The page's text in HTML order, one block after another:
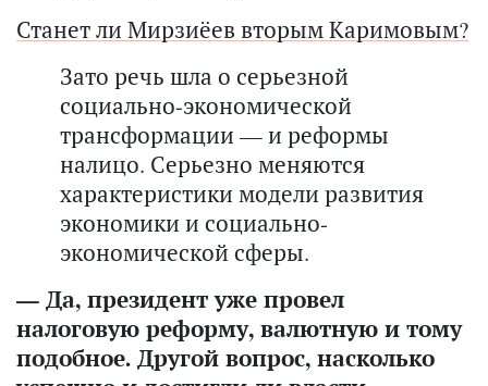
Станет ли Мирзиёев вторым Каримовым?
Зато речь шла о серьезной
социально-экономической
трансформации — и реформы
налицо. Серьезно меняются
характеристики модели развития
экономики и социально-
экономической сферы.
— Да, президент уже провел
налоговую реформу, валютную и тому
подобное. Другой вопрос, насколько